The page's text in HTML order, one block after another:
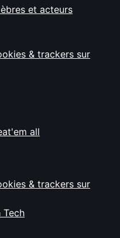
et acteurs
& trackers sur
all
& trackers sur
Tech